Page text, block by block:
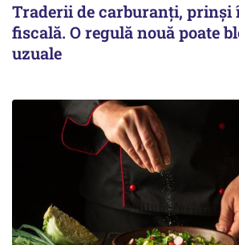
Traderii de carburanți, prinși
fiscală. O regulă nouă poate
uzuale